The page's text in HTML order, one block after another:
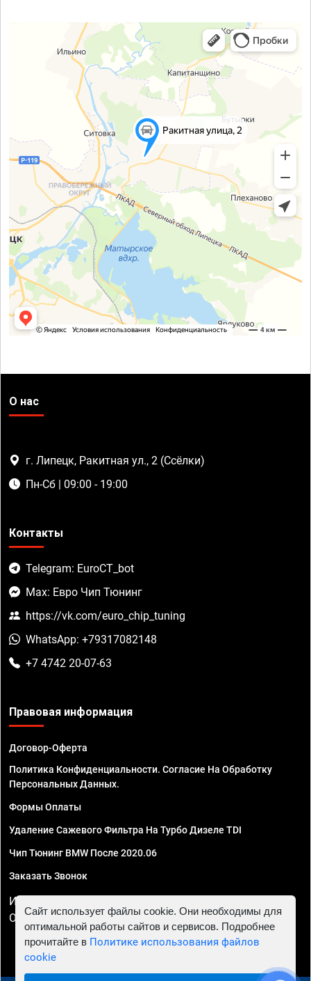
О нас
г. Липецк, Ракитная ул., 2 (Ссёлки)
Пн-Сб | 09:00 - 19:00
Контакты
Telegram: EuroCT_bot
Max: Евро Чип Тюнинг
https://vk.com/euro_chip_tuning
WhatsApp: +79317082148
+7 4742 20-07-63
Правовая информация
Договор-Оферта
Политика Конфиденциальности. Согласие На Обработку
Персональных Данных.
Формы Оплаты
Удаление Сажевого Фильтра На Турбо Дизеле TDI
Чип Тюнинг BMW После 2020.06
Заказать Звонок
ИП Смирнов Георгий Павлович. ИНН 781302555843,
ОГРНИП 324470400032610
Сайт использует файлы cookie. Они необходимы для
оптимальной работы сайтов и сервисов. Подробнее
прочитайте в Политике использования файлов
cookie